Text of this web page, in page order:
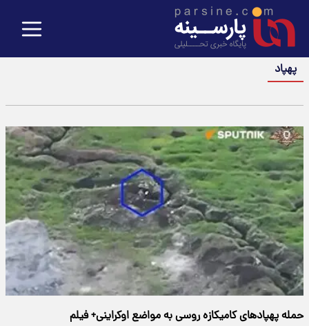
پهپاد
حمله پهپادهای کامیکازه روسی به مواضع اوکراینی+ فیلم